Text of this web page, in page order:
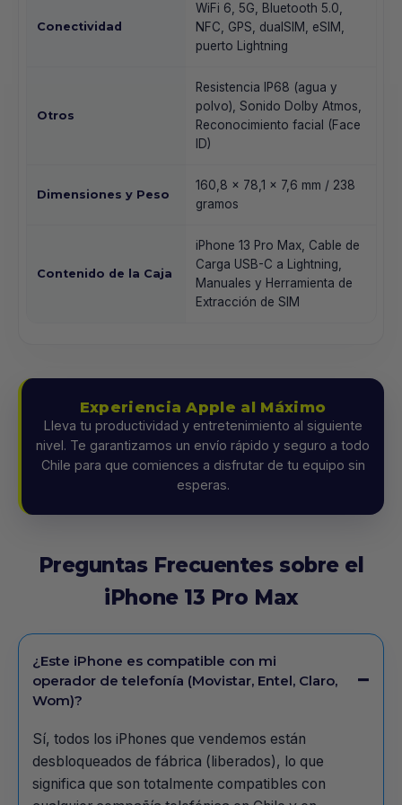
Conectividad
WiFi 6, 5G, Bluetooth 5.0,
NFC, GPS, dualSIM, eSIM,
puerto Lightning
Otros
Resistencia IP68 (agua y
polvo), Sonido Dolby Atmos,
Reconocimiento facial (Face
ID)
Dimensiones y Peso
160,8 x 78,1 x 7,6 mm / 238
gramos
Contenido de la Caja
iPhone 13 Pro Max, Cable de
Carga USB-C a Lightning,
Manuales y Herramienta de
Extracción de SIM
Experiencia Apple al Máximo
Lleva tu productividad y entretenimiento al siguiente
nivel. Te garantizamos un envío rápido y seguro a todo
Chile para que comiences a disfrutar de tu equipo sin
esperas.
Preguntas Frecuentes sobre el
iPhone 13 Pro Max
¿Este iPhone es compatible con mi
operador de telefonía (Movistar, Entel, Claro,
Wom)?
Sí, todos los iPhones que vendemos están
desbloqueados de fábrica (liberados), lo que
significa que son totalmente compatibles con